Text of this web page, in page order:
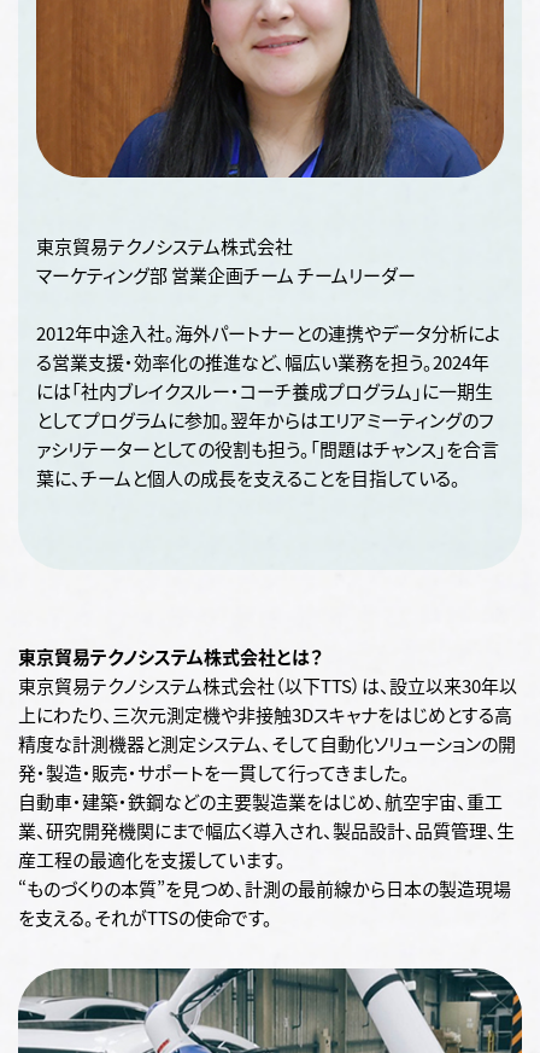
東京貿易テクノシステム株式会社
マーケティング部 営業企画チーム チームリーダー
2012年中途入社。海外パートナーとの連携やデータ分析によ
る営業支援・効率化の推進など、幅広い業務を担う。2024年
には「社内ブレイクスルー・コーチ養成プログラム」に一期生
としてプログラムに参加。翌年からはエリアミーティングのフ
ァシリテーターとしての役割も担う。「問題はチャンス」を合言
葉に、チームと個人の成長を支えることを目指している。
東京貿易テクノシステム株式会社とは？
東京貿易テクノシステム株式会社（以下TTS）は、設立以来30年以
上にわたり、三次元測定機や非接触3Dスキャナをはじめとする高
精度な計測機器と測定システム、そして自動化ソリューションの開
発・製造・販売・サポートを一貫して行ってきました。
自動車・建築・鉄鋼などの主要製造業をはじめ、航空宇宙、重工
業、研究開発機関にまで幅広く導入され、製品設計、品質管理、生
産工程の最適化を支援しています。
“ものづくりの本質”を見つめ、計測の最前線から日本の製造現場
を支える。それがTTSの使命です。